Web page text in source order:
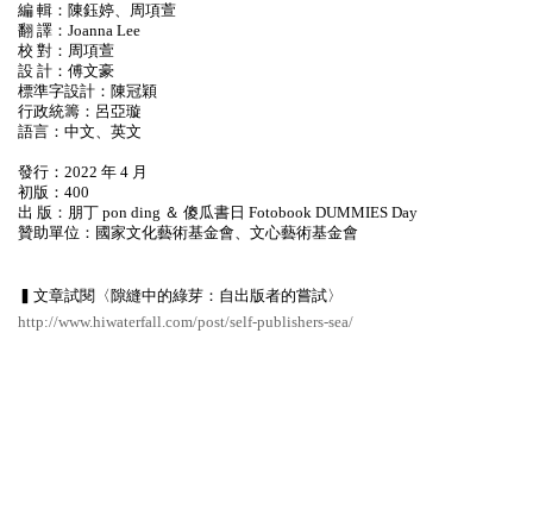
編 輯：陳鈺婷、周項萱
翻 譯：Joanna Lee
校 對：周項萱
設 計：傅文豪
標準字設計：陳冠穎
行政統籌：呂亞璇
語言：中文、英文
發行：2022 年 4 月
初版：400
出 版：朋丁 pon ding ＆ 傻瓜書日 Fotobook DUMMIES Day
贊助單位：國家文化藝術基金會、文心藝術基金會
▍文章試閱〈隙縫中的綠芽：自出版者的嘗試〉
http://www.hiwaterfall.com/post/self-publishers-sea/